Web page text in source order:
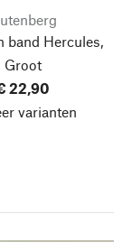
band Hercules,
Groot
22,90
varianten